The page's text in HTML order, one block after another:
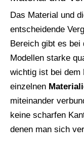
Das Material und
entscheidende
Bereich gibt es bei
Modellen starke
wichtig ist bei dem
einzelnen
miteinander
keine scharfen
denen man sich